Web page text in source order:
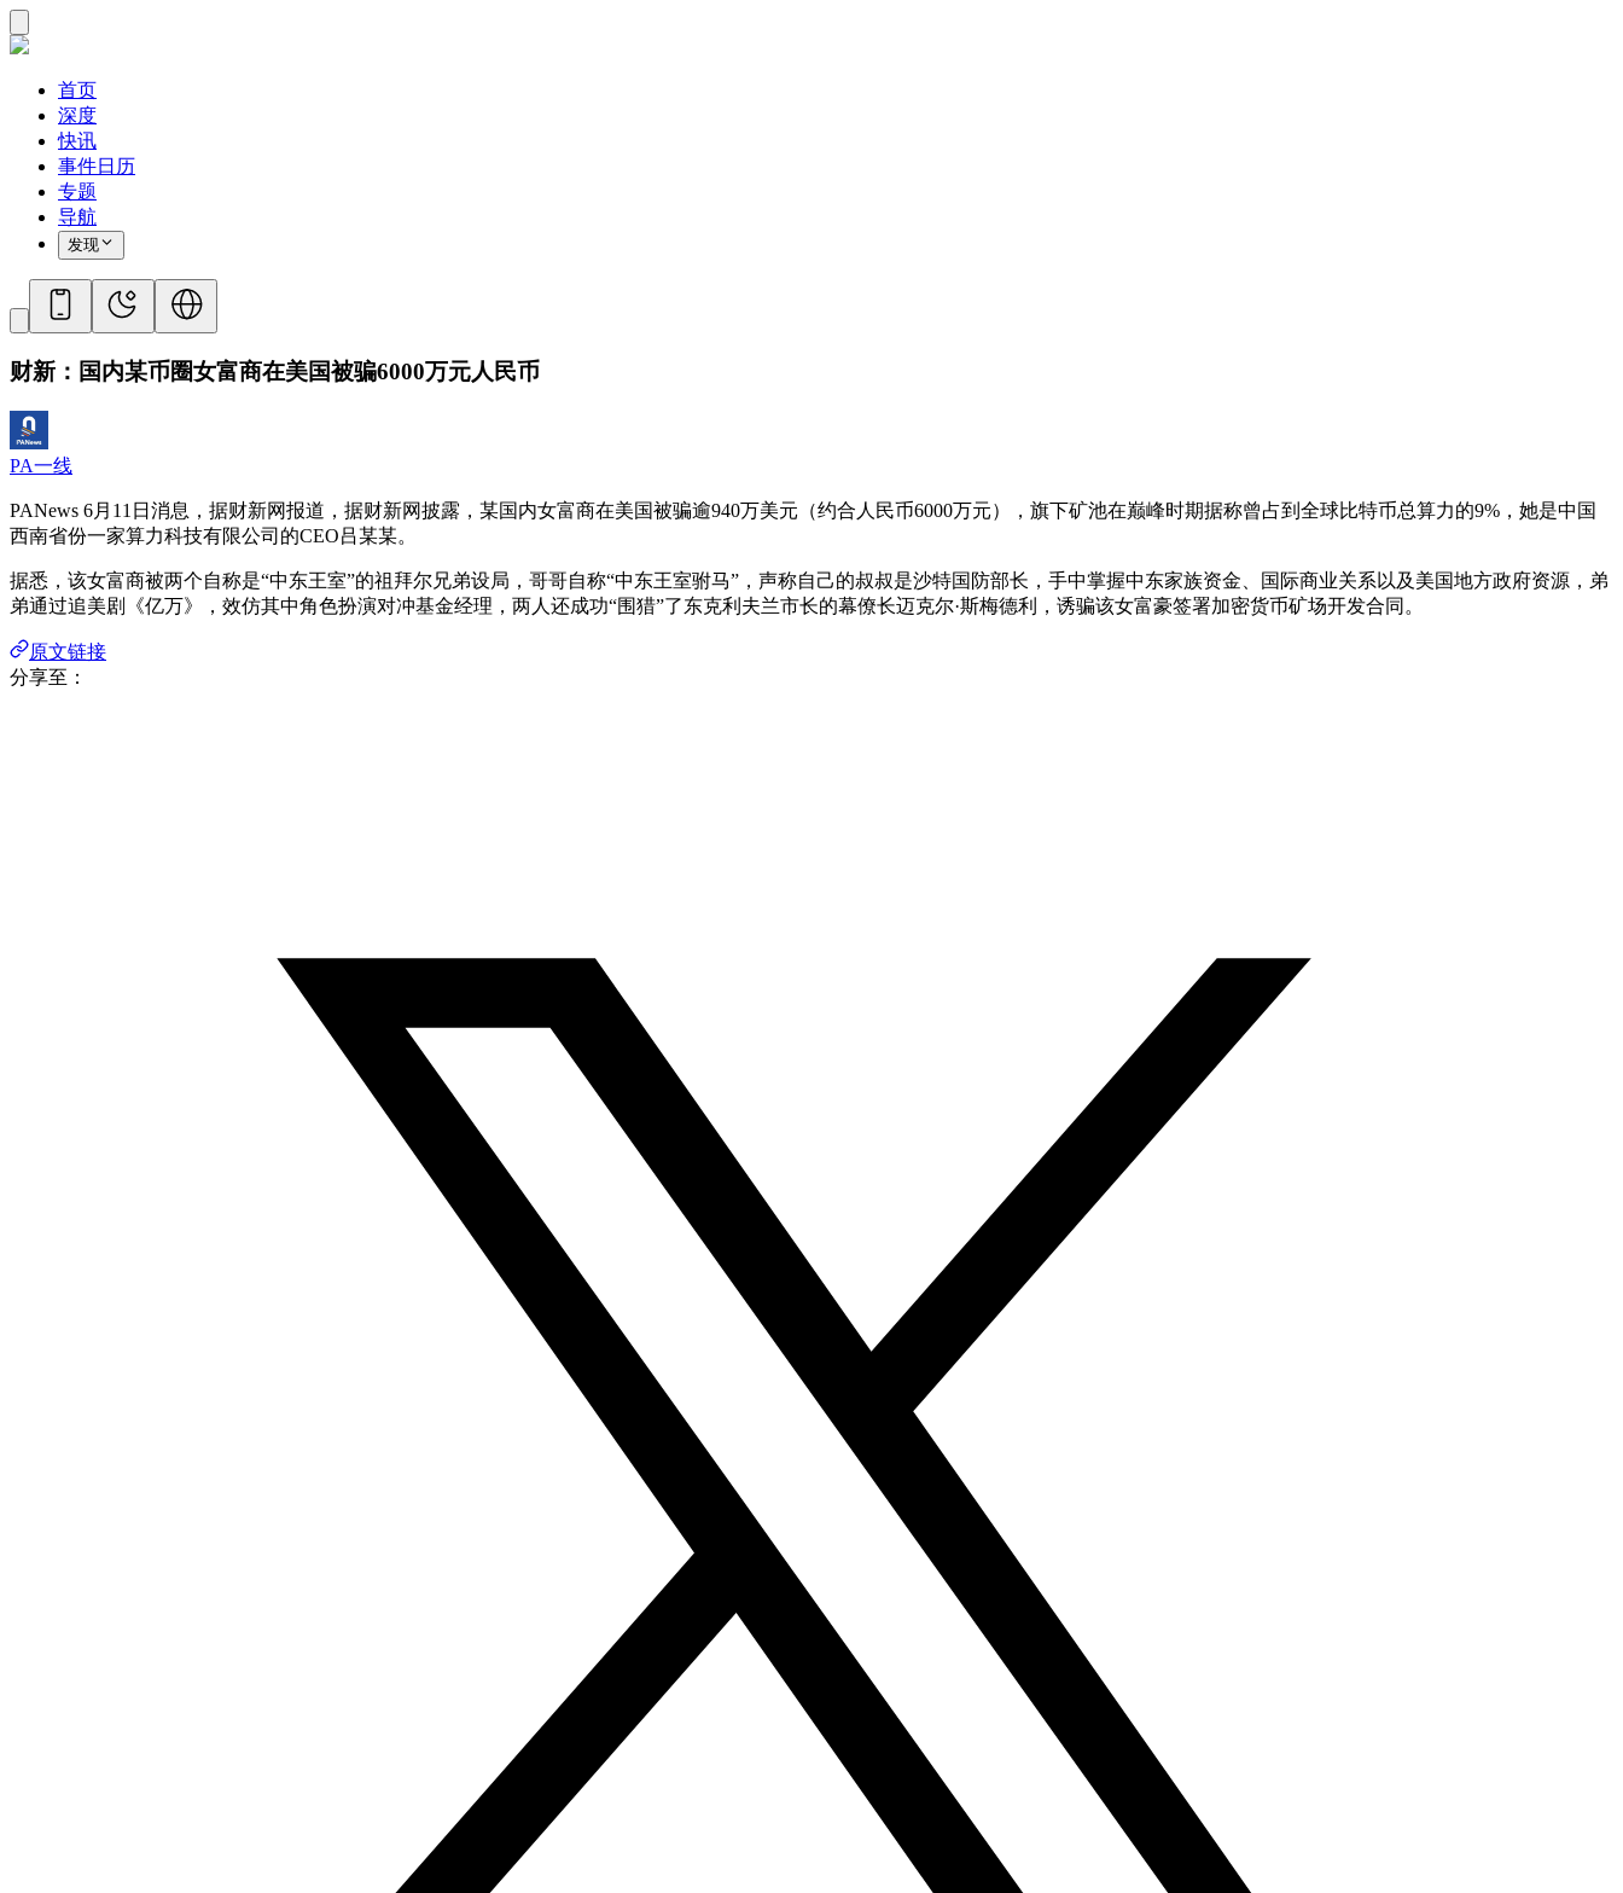
首页
深度
快讯
事件日历
专题
导航
发现
财新：国内某币圈女富商在美国被骗6000万元人民币
PA一线
PANews 6月11日消息，据财新网报道，据财新网披露，某国内女富商在美国被骗逾940万美元（约合人民币6000万元），旗下矿池在巅峰时期据称曾占到全球比特币总算力的9%，她是中国
西南省份一家算力科技有限公司的CEO吕某某。
据悉，该女富商被两个自称是“中东王室”的祖拜尔兄弟设局，哥哥自称“中东王室驸马”，声称自己的叔叔是沙特国防部长，手中掌握中东家族资金、国际商业关系以及美国地方政府资源，弟
弟通过追美剧《亿万》，效仿其中角色扮演对冲基金经理，两人还成功“围猎”了东克利夫兰市长的幕僚长迈克尔·斯梅德利，诱骗该女富豪签署加密货币矿场开发合同。
原文链接
分享至：